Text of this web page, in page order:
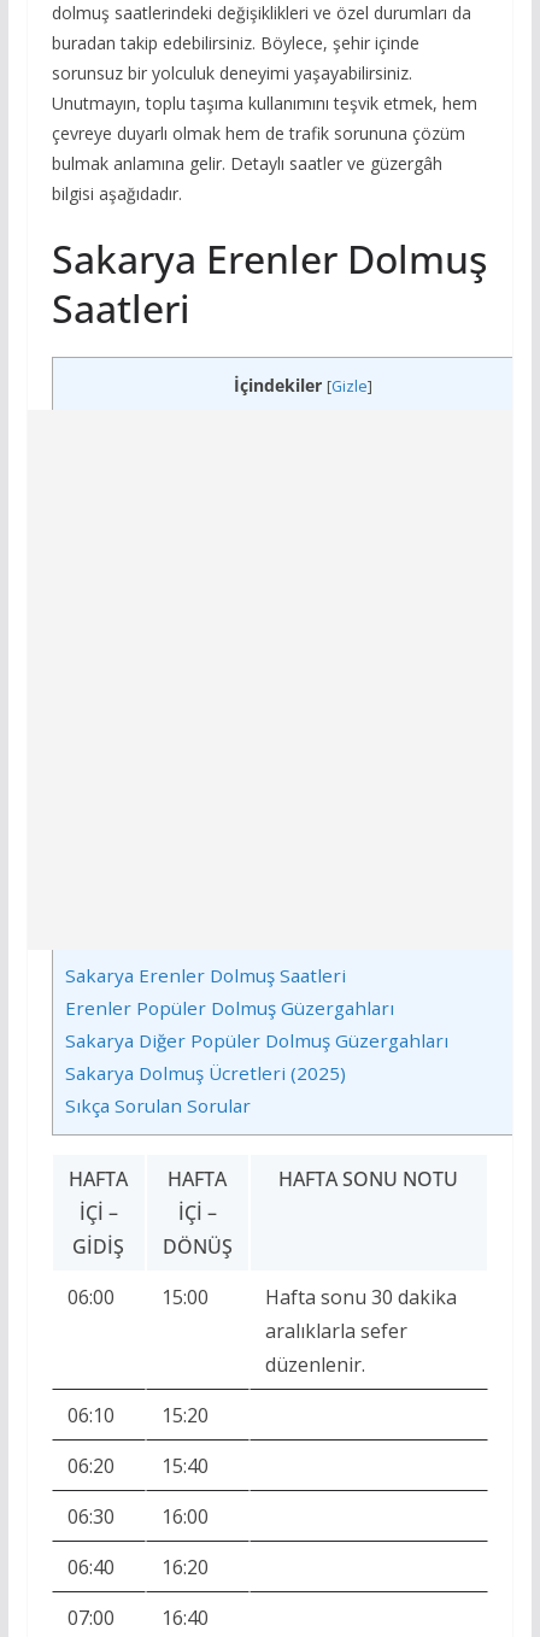
dolmuş saatlerindeki değişiklikleri ve özel durumları da
buradan takip edebilirsiniz. Böylece, şehir içinde
sorunsuz bir yolculuk deneyimi yaşayabilirsiniz.
Unutmayın, toplu taşıma kullanımını teşvik etmek, hem
çevreye duyarlı olmak hem de trafik sorununa çözüm
bulmak anlamına gelir. Detaylı saatler ve güzergâh
bilgisi aşağıdadır.
Sakarya Erenler Dolmuş
Saatleri
İçindekiler [Gizle]
Sakarya Erenler Dolmuş Saatleri
Erenler Popüler Dolmuş Güzergahları
Sakarya Diğer Popüler Dolmuş Güzergahları
Sakarya Dolmuş Ücretleri (2025)
Sıkça Sorulan Sorular
HAFTA
İÇI –
GIDIŞ
HAFTA
İÇI –
DÖNÜŞ
HAFTA SONU NOTU
06:00 15:00
Hafta sonu 30 dakika
aralıklarla sefer
düzenlenir.
06:10
15:20
06:20
15:40
06:30
16:00
06:40
16:20
07:00
16:40